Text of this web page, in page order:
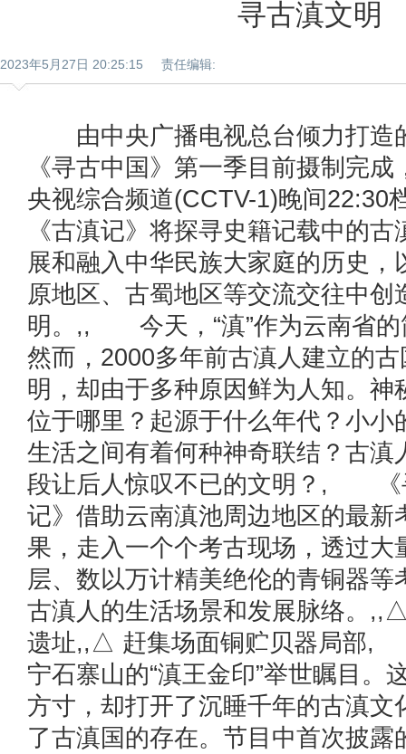
寻古滇文明
2023年5月27日 20:25:15 责任编辑:
由中央广播电视总台倾力打造
《寻古中国》第一季目前摄制完
央视综合频道(CCTV-1)晚间22:30
《古滇记》将探寻史籍记载中的
展和融入中华民族大家庭的历史，
原地区、古蜀地区等交流交往中创
明。,, 今天，“滇”作为云南省的
然而，2000多年前古滇人建立的
明，却由于多种原因鲜为人知。神
位于哪里？起源于什么年代？小小
生活之间有着何种神奇联结？古滇
段让后人惊叹不已的文明？, 《
记》借助云南滇池周边地区的最新
果，走入一个个考古现场，透过大
层、数以万计精美绝伦的青铜器等
古滇人的生活场景和发展脉络。
遗址,,△ 赶集场面铜贮贝器局部
宁石寨山的“滇王金印”举世瞩目。
方寸，却打开了沉睡千年的古滇文
了古滇国的存在。节目中首次披露